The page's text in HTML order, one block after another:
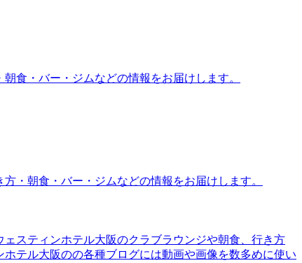
食・バー・ジムなどの情報をお届けします。
・朝食・バー・ジムなどの情報をお届けします。
スティンホテル大阪のクラブラウンジや朝食、行き方
テル大阪のの各種ブログには動画や画像を数多めに使い